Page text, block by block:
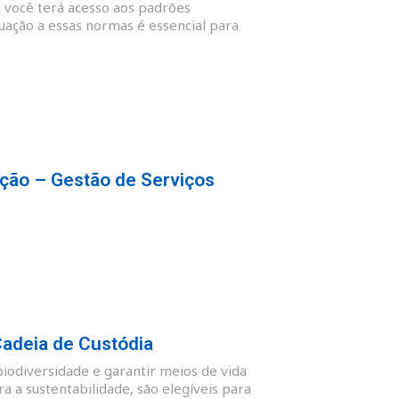
terá acesso aos padrões
a essas normas é essencial para
– Gestão de Serviços
de Custódia
e garantir meios de vida
a sustentabilidade, são elegíveis para